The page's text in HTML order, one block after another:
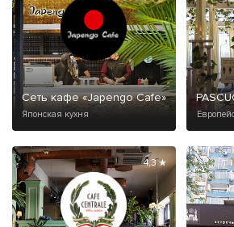
Сеть кафе «Japengo Cafe»
Японская кухня
4,3 ★